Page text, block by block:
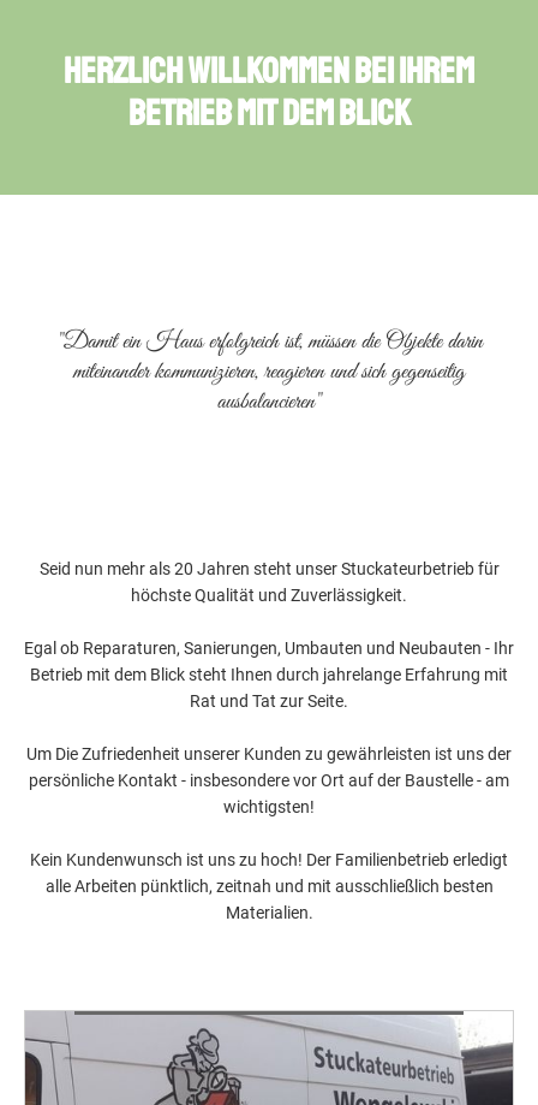
HERZLICH WILLKOMMEN BEI IHREM
BETRIEB MIT DEM BLICK
"Damit ein Haus erfolgreich ist, müssen die Objekte darin
miteinander kommunizieren, reagieren und sich gegenseitig
ausbalancieren"
Seid nun mehr als 20 Jahren steht unser Stuckateurbetrieb für
höchste Qualität und Zuverlässigkeit.
Egal ob Reparaturen, Sanierungen, Umbauten und Neubauten - Ihr
Betrieb mit dem Blick steht Ihnen durch jahrelange Erfahrung mit
Rat und Tat zur Seite.
Um Die Zufriedenheit unserer Kunden zu gewährleisten ist uns der
persönliche Kontakt - insbesondere vor Ort auf der Baustelle - am
wichtigsten!
Kein Kundenwunsch ist uns zu hoch! Der Familienbetrieb erledigt
alle Arbeiten pünktlich, zeitnah und mit ausschließlich besten
Materialien.